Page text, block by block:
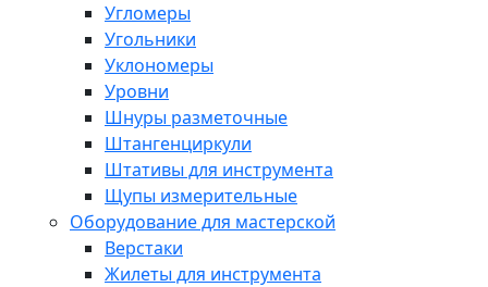
Угломеры
Угольники
Уклономеры
Уровни
Шнуры разметочные
Штангенциркули
Штативы для инструмента
Щупы измерительные
Оборудование для мастерской
Верстаки
Жилеты для инструмента